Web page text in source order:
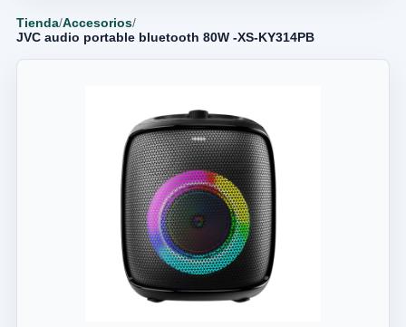
Tienda/Accesorios/
JVC audio portable bluetooth 80W -XS-KY314PB